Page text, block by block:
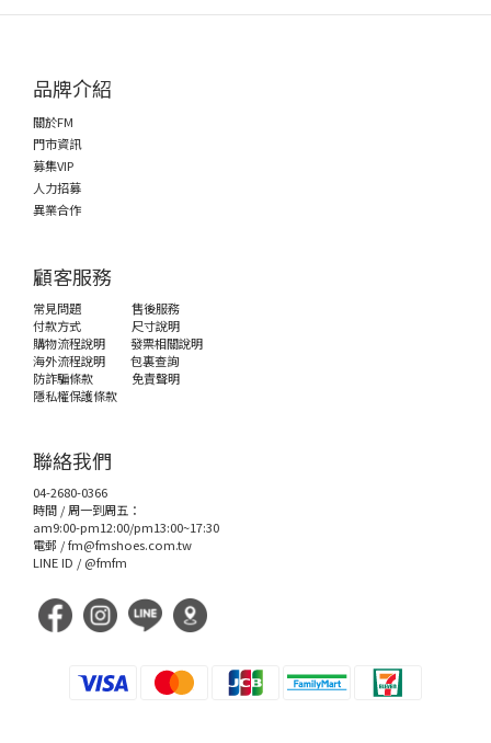
品牌介紹
關於FM
門市資訊
募集VIP
人力招募
異業合作
顧客服務
常見問題
售後服務
付款方式
尺寸說明
購物流程說明
發票相關說明
海外流程說明
包裏查詢
防詐騙條款
免責聲明
隱私權保護條款
聯絡我們
04-2680-0366
時間 / 周一到周五：
am9:00-pm12:00/pm13:00~17:30
電郵 /fm@fmshoes.com.tw
LINE ID / @fmfm